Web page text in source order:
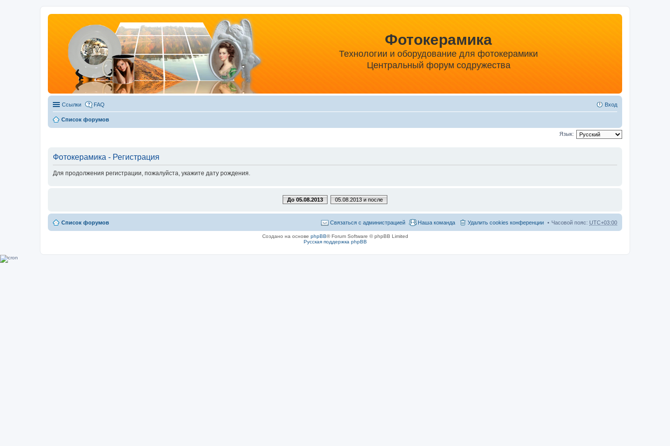
Фотокерамика
Технологии и оборудование для фотокерамики
Центральный форум содружества
Ссылки FAQ Вход
Список форумов
Язык:
Фотокерамика - Регистрация
Для продолжения регистрации, пожалуйста, укажите дату рождения.
До 05.08.2013 05.08.2013 и после
Список форумов Часовой пояс: UTC+03:00
Удалить cookies конференции
Наша команда
Связаться с администрацией
Создано на основе phpBB® Forum Software © phpBB Limited
Русская поддержка phpBB